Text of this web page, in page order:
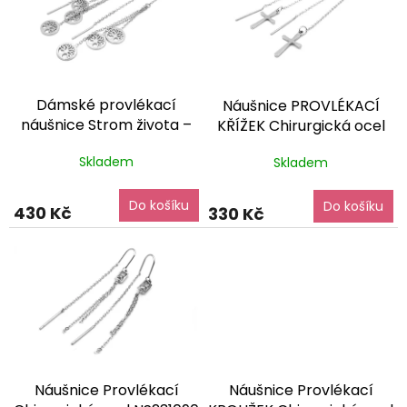
Dámské provlékací
náušnice Strom života –
balení zdarma
Skladem
430 Kč Do košíku
Náušnice PROVLÉKACÍ
KŘÍŽEK Chirurgická ocel
zdarma
Skladem
330 Kč Do košíku
Náušnice Provlékací
Náušnice Provlékací